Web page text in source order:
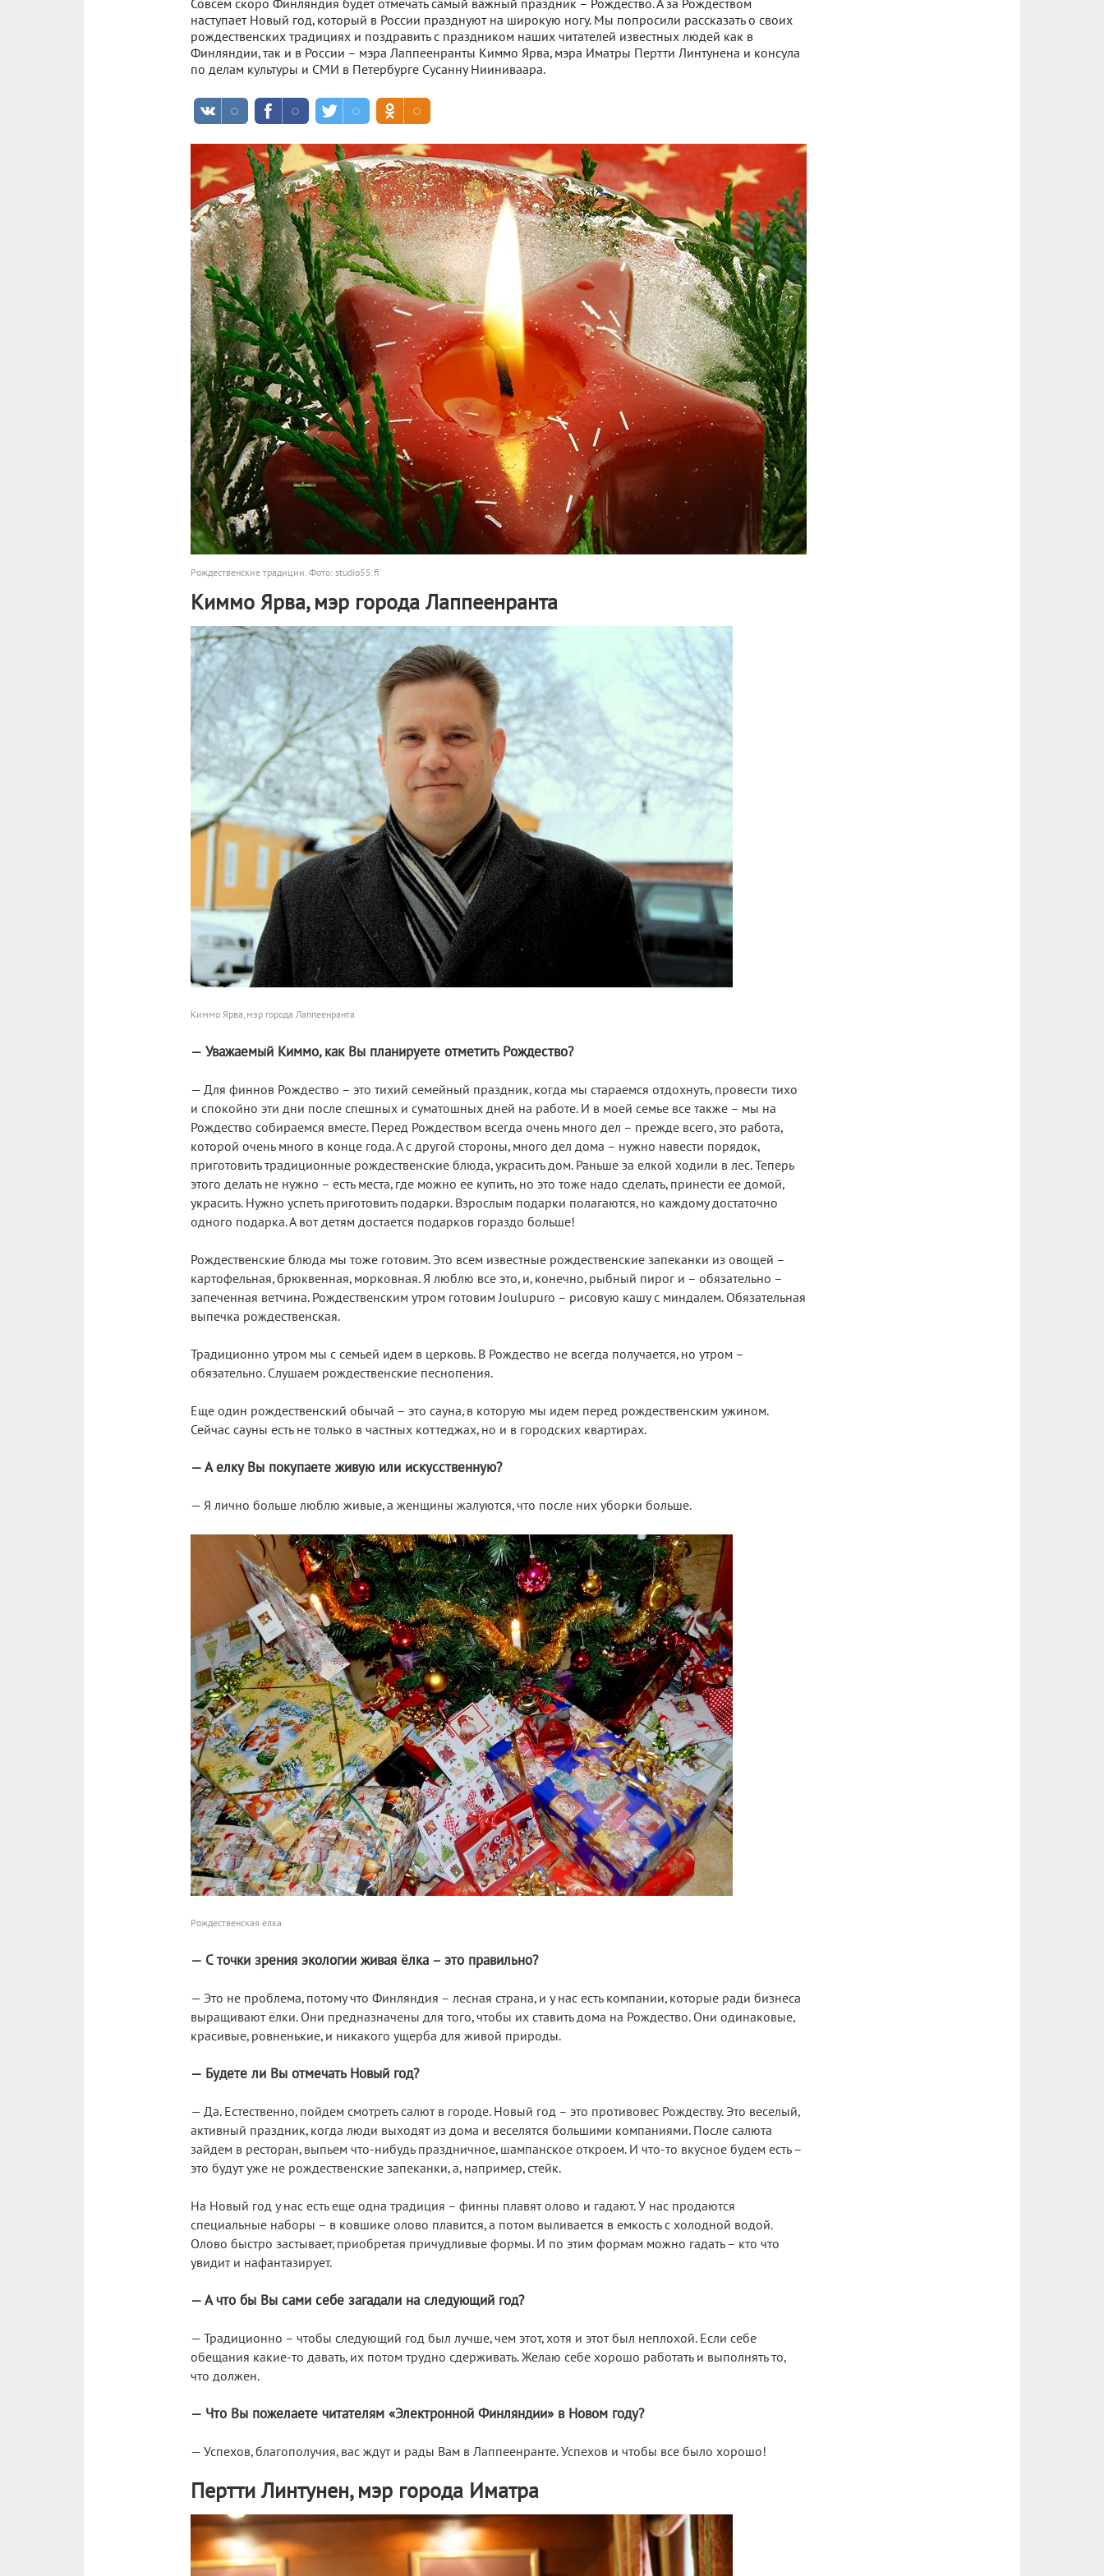
Совсем скоро Финляндия будет отмечать самый важный праздник – Рождество. А за Рождеством
наступает Новый год, который в России празднуют на широкую ногу. Мы попросили рассказать о своих
рождественских традициях и поздравить с праздником наших читателей известных людей как в
Финляндии, так и в России – мэра Лаппеенранты Киммо Ярва, мэра Иматры Пертти Линтунена и консула
по делам культуры и СМИ в Петербурге Сусанну Нииниваара.
Рождественские традиции. Фото: studio55.fi
Киммо Ярва, мэр города Лаппеенранта
Киммо Ярва, мэр города Лаппеенранта
— Уважаемый Киммо, как Вы планируете отметить Рождество?
— Для финнов Рождество – это тихий семейный праздник, когда мы стараемся отдохнуть, провести тихо
и спокойно эти дни после спешных и суматошных дней на работе. И в моей семье все также – мы на
Рождество собираемся вместе. Перед Рождеством всегда очень много дел – прежде всего, это работа,
которой очень много в конце года. А с другой стороны, много дел дома – нужно навести порядок,
приготовить традиционные рождественские блюда, украсить дом. Раньше за елкой ходили в лес. Теперь
этого делать не нужно – есть места, где можно ее купить, но это тоже надо сделать, принести ее домой,
украсить. Нужно успеть приготовить подарки. Взрослым подарки полагаются, но каждому достаточно
одного подарка. А вот детям достается подарков гораздо больше!
Рождественские блюда мы тоже готовим. Это всем известные рождественские запеканки из овощей –
картофельная, брюквенная, морковная. Я люблю все это, и, конечно, рыбный пирог и – обязательно –
запеченная ветчина. Рождественским утром готовим Joulupuro – рисовую кашу с миндалем. Обязательная
выпечка рождественская.
Традиционно утром мы с семьей идем в церковь. В Рождество не всегда получается, но утром –
обязательно. Слушаем рождественские песнопения.
Еще один рождественский обычай – это сауна, в которую мы идем перед рождественским ужином.
Сейчас сауны есть не только в частных коттеджах, но и в городских квартирах.
— А елку Вы покупаете живую или искусственную?
— Я лично больше люблю живые, а женщины жалуются, что после них уборки больше.
Рождественская елка
— С точки зрения экологии живая ёлка – это правильно?
— Это не проблема, потому что Финляндия – лесная страна, и у нас есть компании, которые ради бизнеса
выращивают ёлки. Они предназначены для того, чтобы их ставить дома на Рождество. Они одинаковые,
красивые, ровненькие, и никакого ущерба для живой природы.
— Будете ли Вы отмечать Новый год?
— Да. Естественно, пойдем смотреть салют в городе. Новый год – это противовес Рождеству. Это веселый,
активный праздник, когда люди выходят из дома и веселятся большими компаниями. После салюта
зайдем в ресторан, выпьем что-нибудь праздничное, шампанское откроем. И что-то вкусное будем есть –
это будут уже не рождественские запеканки, а, например, стейк.
На Новый год у нас есть еще одна традиция – финны плавят олово и гадают. У нас продаются
специальные наборы – в ковшике олово плавится, а потом выливается в емкость с холодной водой.
Олово быстро застывает, приобретая причудливые формы. И по этим формам можно гадать – кто что
увидит и нафантазирует.
— А что бы Вы сами себе загадали на следующий год?
— Традиционно – чтобы следующий год был лучше, чем этот, хотя и этот был неплохой. Если себе
обещания какие-то давать, их потом трудно сдерживать. Желаю себе хорошо работать и выполнять то,
что должен.
— Что Вы пожелаете читателям «Электронной Финляндии» в Новом году?
— Успехов, благополучия, вас ждут и рады Вам в Лаппеенранте. Успехов и чтобы все было хорошо!
Пертти Линтунен, мэр города Иматра